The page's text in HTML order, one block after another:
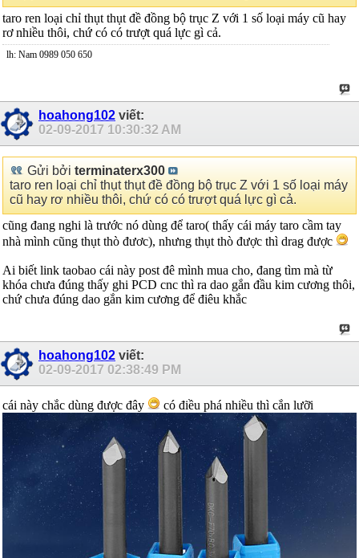
taro ren loại chỉ thụt thụt đề đồng bộ trục Z với 1 số loại máy cũ hay
rơ nhiều thôi, chứ có có trượt quá lực gì cả.
lh: Nam 0989 050 650
hoahong102 viết:
02-09-2017 10:30:32 AM
Gửi bởi terminaterx300
taro ren loại chỉ thụt thụt đề đồng bộ trục Z với 1 số loại máy
cũ hay rơ nhiều thôi, chứ có có trượt quá lực gì cả.
cũng đang nghi là trước nó dùng để taro( thấy cái máy taro cầm tay
nhà mình cũng thụt thò đươc), nhưng thụt thò được thì drag được
Ai biết link taobao cái này post đê mình mua cho, đang tìm mà từ
khóa chưa đúng thấy ghi PCD cnc thì ra dao gắn đầu kim cương thôi,
chứ chưa đúng dao gắn kim cương để điêu khắc
hoahong102 viết:
02-09-2017 02:38:49 PM
cái này chắc dùng được đây có điều phá nhiều thì cắn lưỡi